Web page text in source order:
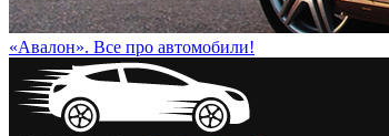
«Авалон». Все про автомобили!